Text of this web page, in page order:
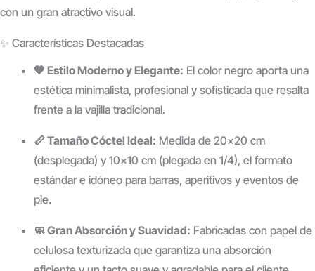
con un gran atractivo visual.
✨ Características Destacadas
🖤 Estilo Moderno y Elegante: El color negro aporta una
estética minimalista, profesional y sofisticada que resalta
frente a la vajilla tradicional.
📏 Tamaño Cóctel Ideal: Medida de 20×20 cm
(desplegada) y 10×10 cm (plegada en 1/4), el formato
estándar e idóneo para barras, aperitivos y eventos de
pie.
🧼 Gran Absorción y Suavidad: Fabricadas con papel de
celulosa texturizada que garantiza una absorción